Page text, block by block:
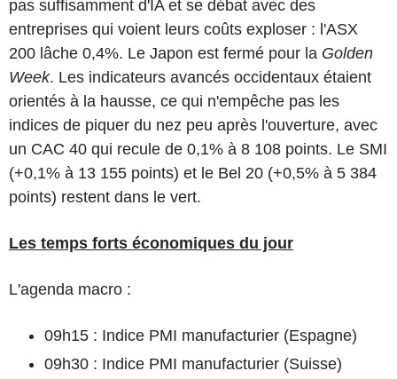
pas suffisamment d'IA et se débat avec des
entreprises qui voient leurs coûts exploser : l'ASX
200 lâche 0,4%. Le Japon est fermé pour la Golden
Week. Les indicateurs avancés occidentaux étaient
orientés à la hausse, ce qui n'empêche pas les
indices de piquer du nez peu après l'ouverture, avec
un CAC 40 qui recule de 0,1% à 8 108 points. Le SMI
(+0,1% à 13 155 points) et le Bel 20 (+0,5% à 5 384
points) restent dans le vert.
Les temps forts économiques du jour
L'agenda macro :
09h15 : Indice PMI manufacturier (Espagne)
09h30 : Indice PMI manufacturier (Suisse)